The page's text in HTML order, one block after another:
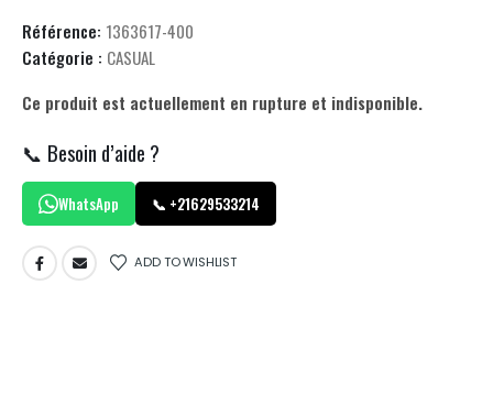
Référence: 1363617-400
Catégorie : CASUAL
Ce produit est actuellement en rupture et indisponible.
📞 Besoin d’aide ?
WhatsApp 📞 +21629533214
ADD TO WISHLIST